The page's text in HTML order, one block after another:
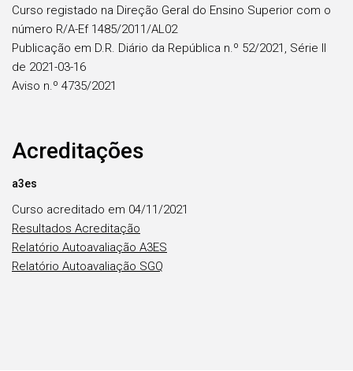
Curso registado na Direção Geral do Ensino Superior com o
número R/A-Ef 1485/2011/AL02
Publicação em D.R. Diário da República n.º 52/2021, Série II
de 2021-03-16
Aviso n.º 4735/2021
Acreditações
a3es
Curso acreditado em 04/11/2021
Resultados Acreditação
Relatório Autoavaliação A3ES
Relatório Autoavaliação SGQ